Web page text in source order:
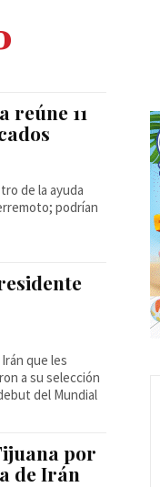
reúne 11
de la ayuda
podrían
que les
a su selección
del Mundial
por
de Irán